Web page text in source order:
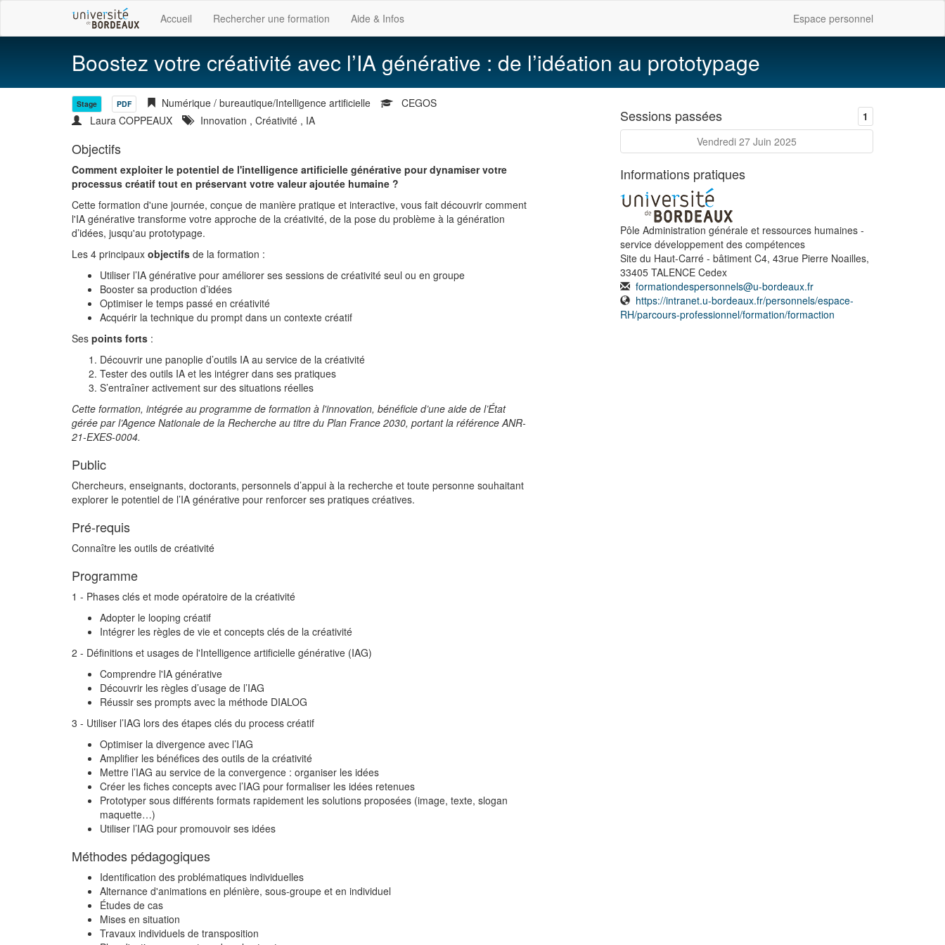
Accueil Rechercher une formation Aide & Infos Espace personnel
Boostez votre créativité avec l’IA générative : de l’idéation au prototypage
Stage PDF Numérique / bureautique/Intelligence artificielle
CEGOS
Laura COPPEAUX
Innovation , Créativité , IA
Objectifs
Comment exploiter le potentiel de l'intelligence artificielle générative pour dynamiser votre
processus créatif tout en préservant votre valeur ajoutée humaine ?
Cette formation d'une journée, conçue de manière pratique et interactive, vous fait découvrir comment
l'IA générative transforme votre approche de la créativité, de la pose du problème à la génération
d’idées, jusqu'au prototypage.
Les 4 principaux objectifs de la formation :
Utiliser l’IA générative pour améliorer ses sessions de créativité seul ou en groupe
Booster sa production d’idées
Optimiser le temps passé en créativité
Acquérir la technique du prompt dans un contexte créatif
Ses points forts :
Découvrir une panoplie d’outils IA au service de la créativité
Tester des outils IA et les intégrer dans ses pratiques
S’entraîner activement sur des situations réelles
Cette formation, intégrée au programme de formation à l'innovation, bénéficie d’une aide de l’État
gérée par l’Agence Nationale de la Recherche au titre du Plan France 2030, portant la référence ANR-
21-EXES-0004.
Public
Chercheurs, enseignants, doctorants, personnels d’appui à la recherche et toute personne souhaitant
explorer le potentiel de l’IA générative pour renforcer ses pratiques créatives.
Pré-requis
Connaître les outils de créativité
Programme
1 - Phases clés et mode opératoire de la créativité
Adopter le looping créatif
Intégrer les règles de vie et concepts clés de la créativité
2 - Définitions et usages de l'Intelligence artificielle générative (IAG)
Comprendre l'IA générative
Découvrir les règles d’usage de l’IAG
Réussir ses prompts avec la méthode DIALOG
3 - Utiliser l’IAG lors des étapes clés du process créatif
Optimiser la divergence avec l’IAG
Amplifier les bénéfices des outils de la créativité
Mettre l’IAG au service de la convergence : organiser les idées
Créer les fiches concepts avec l’IAG pour formaliser les idées retenues
Prototyper sous différents formats rapidement les solutions proposées (image, texte, slogan
maquette…)
Utiliser l’IAG pour promouvoir ses idées
Méthodes pédagogiques
Identification des problématiques individuelles
Alternance d'animations en plénière, sous-groupe et en individuel
Études de cas
Mises en situation
Travaux individuels de transposition
Sessions passées 1
Vendredi 27 Juin 2025
Informations pratiques
Pôle Administration générale et ressources humaines -
service développement des compétences
Site du Haut-Carré - bâtiment C4, 43rue Pierre Noailles,
33405 TALENCE Cedex
formationdespersonnels@u-bordeaux.fr
https://intranet.u-bordeaux.fr/personnels/espace-
RH/parcours-professionnel/formation/formaction